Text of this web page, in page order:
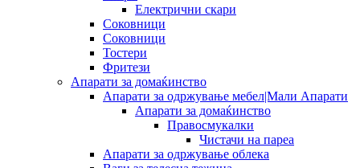
Електрични скари
Соковници
Соковници
Тостери
Фритези
Апарати за домаќинство
Апарати за одржување мебел|Мали Апарати
Апарати за домаќинство
Правосмукалки
Чистачи на пареа
Апарати за одржување облека